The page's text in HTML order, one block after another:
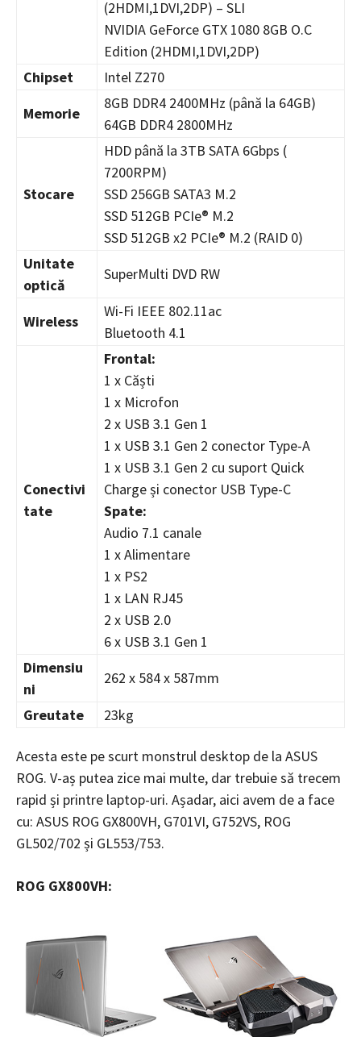
(2HDMI,1DVI,2DP) – SLI
NVIDIA GeForce GTX 1080 8GB O.C
Edition (2HDMI,1DVI,2DP)
Chipset
Intel Z270
Memorie
8GB DDR4 2400MHz (până la 64GB)
64GB DDR4 2800MHz
Stocare
HDD până la 3TB SATA 6Gbps (
7200RPM)
SSD 256GB SATA3 M.2
SSD 512GB PCIe® M.2
SSD 512GB x2 PCIe® M.2 (RAID 0)
Unitate
optică
SuperMulti DVD RW
Wireless
Wi-Fi IEEE 802.11ac
Bluetooth 4.1
Conectivi
tate
Frontal:
1 x Căști
1 x Microfon
2 x USB 3.1 Gen 1
1 x USB 3.1 Gen 2 conector Type-A
1 x USB 3.1 Gen 2 cu suport Quick
Charge și conector USB Type-C
Spate:
Audio 7.1 canale
1 x Alimentare
1 x PS2
1 x LAN RJ45
2 x USB 2.0
6 x USB 3.1 Gen 1
Dimensiu
ni
262 x 584 x 587mm
Greutate
23kg
Acesta este pe scurt monstrul desktop de la ASUS
ROG. V-aș putea zice mai multe, dar trebuie să trecem
rapid și printre laptop-uri. Așadar, aici avem de a face
cu: ASUS ROG GX800VH, G701VI, G752VS, ROG
GL502/702 și GL553/753.
ROG GX800VH: